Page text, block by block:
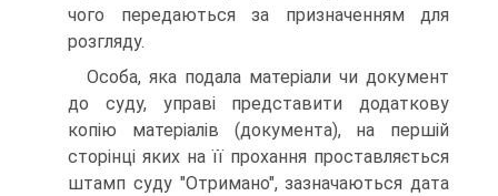
чого передаються за призначенням для
розгляду.
Особа, яка подала матеріали чи документ
до суду, управі представити додаткову
копію матеріалів (документа), на першій
сторінці яких на її прохання проставляється
штамп суду "Отримано", зазначаються дата